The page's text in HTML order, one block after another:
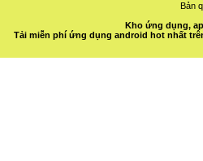
Bản
Kho ứng dụng,
Tải miễn phí ứng dụng android hot nhất